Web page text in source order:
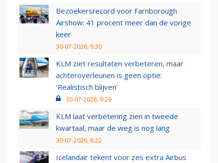
Bezoekersrecord voor Farnborough
Airshow: 41 procent meer dan de vorige
keer
30-07-2026, 9:30
KLM ziet resultaten verbeteren, maar
achteroverleunen is geen optie:
‘Realistisch blijven’
30-07-2026, 9:29
KLM laat verbetering zien in tweede
kwartaal, maar de weg is nog lang
30-07-2026, 8:22
Icelandair tekent voor zes extra Airbus